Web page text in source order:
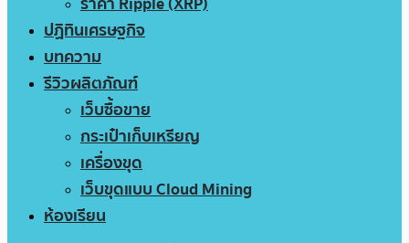
ปฏิทินเศรษฐกิจ
บทความ
รีวิวผลิตภัณฑ์
เว็บซื้อขาย
กระเป๋าเก็บเหรียญ
เครื่องขุด
เว็บขุดแบบ Cloud Mining
ห้องเรียน